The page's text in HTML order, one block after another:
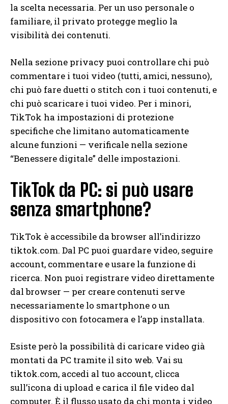
la scelta necessaria. Per un uso personale o
familiare, il privato protegge meglio la
visibilità dei contenuti.
Nella sezione privacy puoi controllare chi può
commentare i tuoi video (tutti, amici, nessuno),
chi può fare duetti o stitch con i tuoi contenuti, e
chi può scaricare i tuoi video. Per i minori,
TikTok ha impostazioni di protezione
specifiche che limitano automaticamente
alcune funzioni — verificale nella sezione
“Benessere digitale” delle impostazioni.
TikTok da PC: si può usare
senza smartphone?
TikTok è accessibile da browser all’indirizzo
tiktok.com. Dal PC puoi guardare video, seguire
account, commentare e usare la funzione di
ricerca. Non puoi registrare video direttamente
dal browser — per creare contenuti serve
necessariamente lo smartphone o un
dispositivo con fotocamera e l’app installata.
Esiste però la possibilità di caricare video già
montati da PC tramite il sito web. Vai su
tiktok.com, accedi al tuo account, clicca
sull’icona di upload e carica il file video dal
computer. È il flusso usato da chi monta i video